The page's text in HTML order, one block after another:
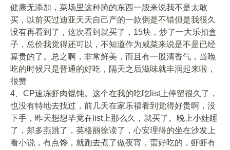
健康无添加，菜场里这种腌的东西一般来说我不是太敢
买，以前买过迪亚天天自己产的一款倒是不错但是我很久
没有再看到了，这次看到就买了，15块，炒了一大乐扣盒
子，总价我觉得还可以，不知道作为咸菜来说是不是已经
算贵的了。总之啊，非常鲜美，而且有一股清香气，当晚
吃的时候只是普通的好吃，隔天之后滋味就丰润起来啦，
很赞
4、CP速冻虾肉馄饨。这个在我的吃吃list上停留很久了，
也没有特地去找过，前几天在家乐福看到觉得好贵啊，没
下手，昨天想想毕竟在list上那么久，就买了。晚上小娃睡
了，郑多燕跳了，英格丽徐读了，心安理得的坐在沙发上
看小说，有点馋，就跑去煮了做夜宵，蛮好吃的，虾虾有